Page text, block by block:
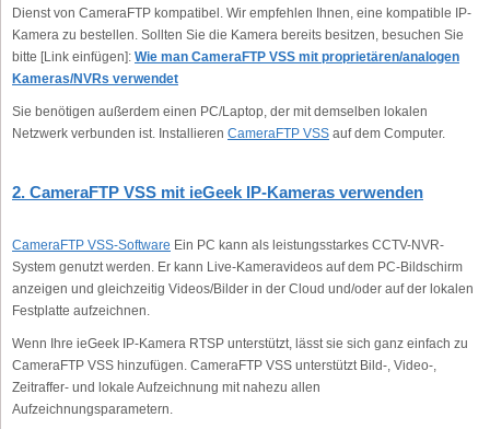
Dienst von CameraFTP kompatibel. Wir empfehlen Ihnen, eine kompatible IP-
Kamera zu bestellen. Sollten Sie die Kamera bereits besitzen, besuchen Sie
bitte [Link einfügen]: Wie man CameraFTP VSS mit proprietären/analogen
Kameras/NVRs verwendet
Sie benötigen außerdem einen PC/Laptop, der mit demselben lokalen
Netzwerk verbunden ist. Installieren CameraFTP VSS auf dem Computer.
2. CameraFTP VSS mit ieGeek IP-Kameras verwenden
CameraFTP VSS-Software Ein PC kann als leistungsstarkes CCTV-NVR-
System genutzt werden. Er kann Live-Kameravideos auf dem PC-Bildschirm
anzeigen und gleichzeitig Videos/Bilder in der Cloud und/oder auf der lokalen
Festplatte aufzeichnen.
Wenn Ihre ieGeek IP-Kamera RTSP unterstützt, lässt sie sich ganz einfach zu
CameraFTP VSS hinzufügen. CameraFTP VSS unterstützt Bild-, Video-,
Zeitraffer- und lokale Aufzeichnung mit nahezu allen
Aufzeichnungsparametern.